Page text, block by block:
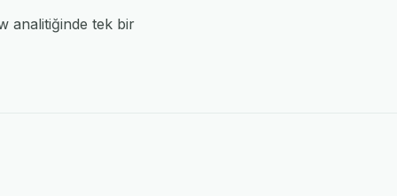
analitiğinde tek bir